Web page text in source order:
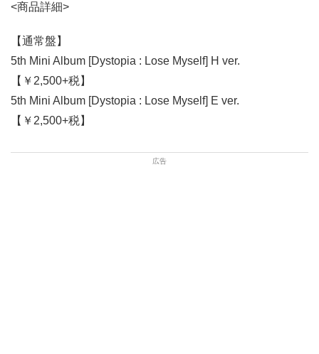
<商品詳細>
【通常盤】
5th Mini Album [Dystopia : Lose Myself] H ver.
【￥2,500+税】
5th Mini Album [Dystopia : Lose Myself] E ver.
【￥2,500+税】